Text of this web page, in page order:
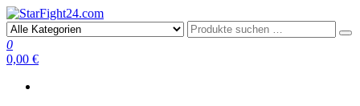
StarFight24.com
Kampfsportartikel
0
0,00 €